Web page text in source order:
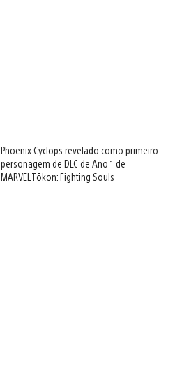
Phoenix Cyclops revelado como primeiro
personagem de DLC de Ano 1 de
MARVEL Tōkon: Fighting Souls